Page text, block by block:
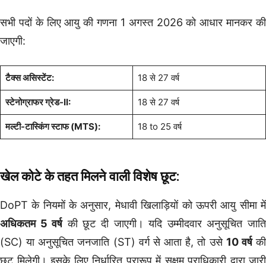
सभी पदों के लिए आयु की गणना 1 अगस्त 2026 को आधार मानकर की
जाएगी:
टैक्स असिस्टेंट: 18 से 27 वर्ष
स्टेनोग्राफर ग्रेड-II: 18 से 27 वर्ष
मल्टी-टास्किंग स्टाफ (MTS): 18 to 25 वर्ष
खेल कोटे के तहत मिलने वाली विशेष छूट:
DoPT के नियमों के अनुसार, मेधावी खिलाड़ियों को ऊपरी आयु सीमा में
अधिकतम 5 वर्षकी छूट दी जाएगी। यदि उम्मीदवार अनुसूचित जाति
(SC) या अनुसूचित जनजाति (ST) वर्ग से आता है, तो उसे 10 वर्षकी
छूट मिलेगी। इसके लिए निर्धारित प्रारूप में सक्षम प्राधिकारी द्वारा जारी